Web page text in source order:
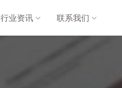
行业资讯 联系我们